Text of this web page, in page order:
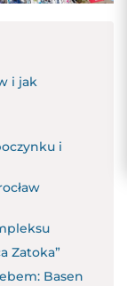
i jak
i
Zatoka”
Basen